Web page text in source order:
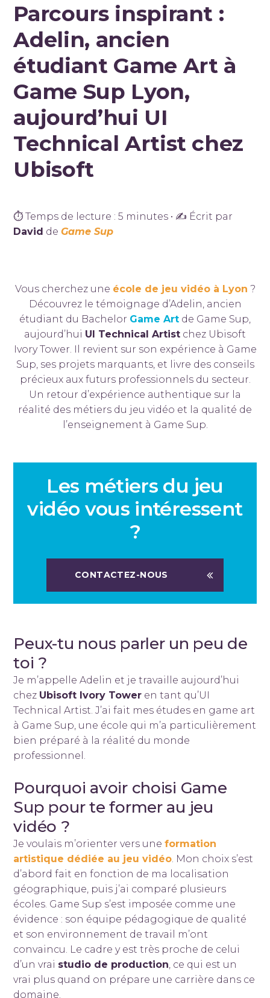
Parcours inspirant :
Adelin, ancien
étudiant Game Art à
Game Sup Lyon,
aujourd’hui UI
Technical Artist chez
Ubisoft
⏱ Temps de lecture : 5 minutes • ✍ Écrit par
David deGame Sup
Vous cherchez une école de jeu vidéo à Lyon ?
Découvrez le témoignage d’Adelin, ancien
étudiant du Bachelor Game Art de Game Sup,
aujourd’hui UI Technical Artist chez Ubisoft
Ivory Tower. Il revient sur son expérience à Game
Sup, ses projets marquants, et livre des conseils
précieux aux futurs professionnels du secteur.
Un retour d’expérience authentique sur la
réalité des métiers du jeu vidéo et la qualité de
l’enseignement à Game Sup.
Les métiers du jeu
vidéo vous intéressent
?
CONTACTEZ-NOUS
Peux-tu nous parler un peu de
toi ?
Je m’appelle Adelin et je travaille aujourd’hui
chez Ubisoft Ivory Tower en tant qu’UI
Technical Artist. J’ai fait mes études en game art
à Game Sup, une école qui m’a particulièrement
bien préparé à la réalité du monde
professionnel.
Pourquoi avoir choisi Game
Sup pour te former au jeu
vidéo ?
Je voulais m’orienter vers uneformation
artistique dédiée au jeu vidéo. Mon choix s’est
d’abord fait en fonction de ma localisation
géographique, puis j’ai comparé plusieurs
écoles. Game Sup s’est imposée comme une
évidence : son équipe pédagogique de qualité
et son environnement de travail m’ont
convaincu. Le cadre y est très proche de celui
d’un vrai studio de production, ce qui est un
vrai plus quand on prépare une carrière dans ce
domaine.